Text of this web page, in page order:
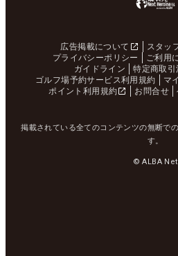
広告掲載について スタッ
プライバシーポリシー
ご利用
ガイドライン
特定商取
ゴルフ場予約サービス利用規約
マ
ポイント利用規約
お問合せ
掲載されている全てのコンテンツの無断で
す。
© ALBA Net